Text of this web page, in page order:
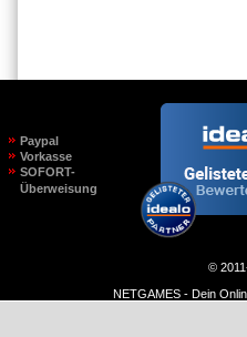
Paypal
Vorkasse
SOFORT-
Überweisung
©
NETGAMES - Dein